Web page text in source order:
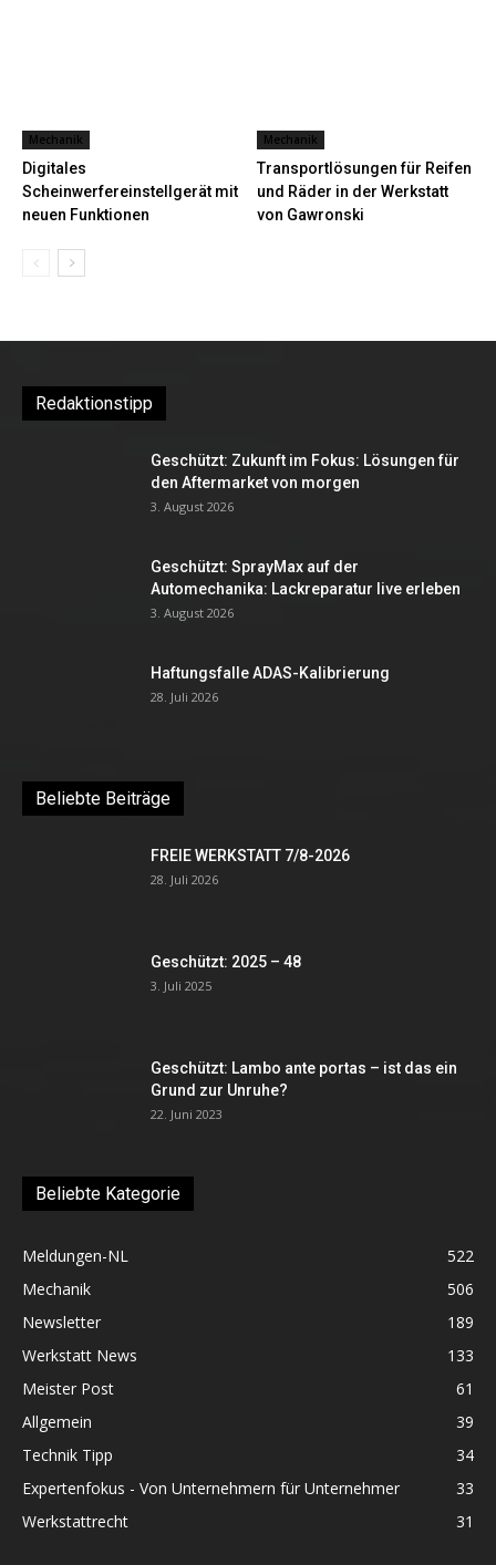
Mechanik
Digitales
Scheinwerfereinstellgerät mit
neuen Funktionen
Mechanik
Transportlösungen für Reifen
und Räder in der Werkstatt
von Gawronski
Redaktionstipp
Geschützt: Zukunft im Fokus: Lösungen für
den Aftermarket von morgen
3. August 2026
Geschützt: SprayMax auf der
Automechanika: Lackreparatur live erleben
3. August 2026
Haftungsfalle ADAS-Kalibrierung
28. Juli 2026
Beliebte Beiträge
FREIE WERKSTATT 7/8-2026
28. Juli 2026
Geschützt: 2025 – 48
3. Juli 2025
Geschützt: Lambo ante portas – ist das ein
Grund zur Unruhe?
22. Juni 2023
Beliebte Kategorie
Meldungen-NL
522
Mechanik
506
Newsletter
189
Werkstatt News
133
Meister Post
61
Allgemein
39
Technik Tipp
34
Expertenfokus - Von Unternehmern für Unternehmer
33
Werkstattrecht
31